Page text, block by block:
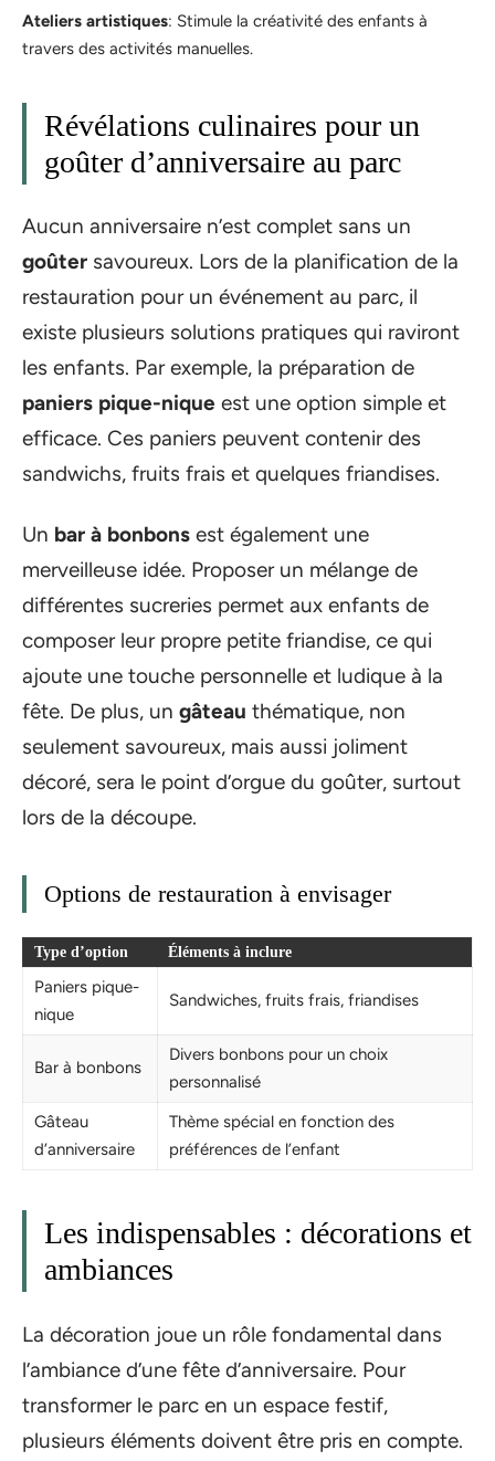
Ateliers artistiques: Stimule la créativité des enfants à
travers des activités manuelles.
Révélations culinaires pour un
goûter d’anniversaire au parc
Aucun anniversaire n’est complet sans un
goûter savoureux. Lors de la planification de la
restauration pour un événement au parc, il
existe plusieurs solutions pratiques qui raviront
les enfants. Par exemple, la préparation de
paniers pique-nique est une option simple et
efficace. Ces paniers peuvent contenir des
sandwichs, fruits frais et quelques friandises.
Un bar à bonbons est également une
merveilleuse idée. Proposer un mélange de
différentes sucreries permet aux enfants de
composer leur propre petite friandise, ce qui
ajoute une touche personnelle et ludique à la
fête. De plus, un gâteau thématique, non
seulement savoureux, mais aussi joliment
décoré, sera le point d’orgue du goûter, surtout
lors de la découpe.
Options de restauration à envisager
Type d’option Éléments à inclure
Paniers pique-
nique
Sandwiches, fruits frais, friandises
Bar à bonbons
Divers bonbons pour un choix
personnalisé
Gâteau
d’anniversaire
Thème spécial en fonction des
préférences de l’enfant
Les indispensables : décorations et
ambiances
La décoration joue un rôle fondamental dans
l’ambiance d’une fête d’anniversaire. Pour
transformer le parc en un espace festif,
plusieurs éléments doivent être pris en compte.